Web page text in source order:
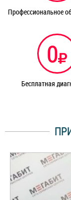
Профессиональное
0
Бесплатная